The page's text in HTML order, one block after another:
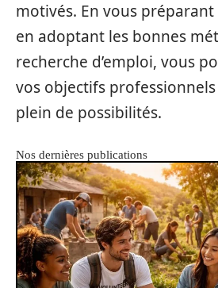
motivés. En vous
en adoptant les bonnes
recherche d’emploi, vous
vos objectifs
plein de possibilités.
Nos dernières publications